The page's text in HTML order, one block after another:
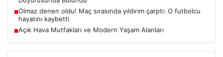
■Olmaz denen oldu! Maç sırasında yıldırım çarptı: O futbolcu
hayatını kaybetti
■Açık Hava Mutfakları ve Modern Yaşam Alanları